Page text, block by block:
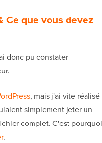
Ce que vous devez
donc pu constater
, mais j'ai vite réalisé
simplement jeter un
complet. C'est pourquoi
.